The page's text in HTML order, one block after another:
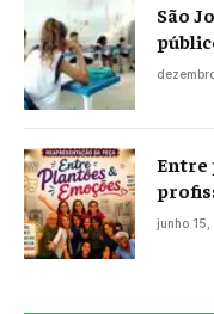
São
Entre
junho